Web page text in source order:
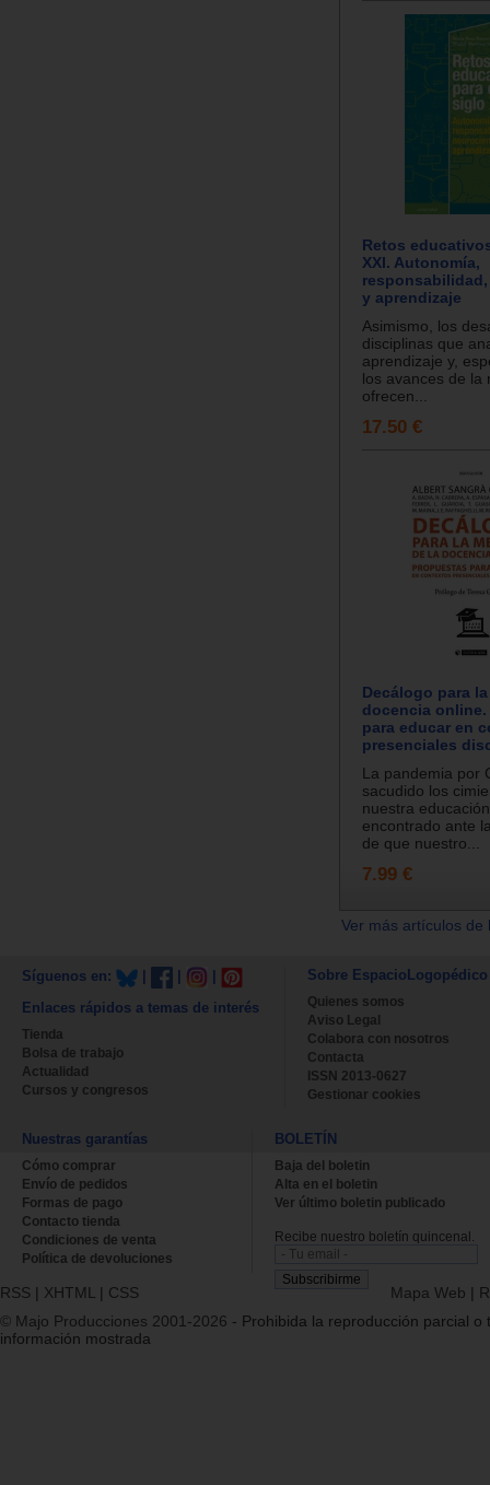
Retos
XXI. Autonomía,
y aprendizaje
Asimismo, los
disciplinas que
aprendizaje y,
los avances de la
ofrecen...
17.50 €
Decálogo para
docencia
para educar en
presenciales
La pandemia por
sacudido los
nuestra
encontrado ante
de que nuestro...
7.99 €
Ver más artículos
Síguenos en:
Enlaces rápidos a temas de interés
Tienda
Bolsa de trabajo
Actualidad
Cursos y congresos
Sobre EspacioLogopédico
Quienes somos
Aviso Legal
Colabora con nosotros
Contacta
ISSN 2013-0627
Gestionar cookies
Nuestras garantías
Cómo comprar
Envío de pedidos
Formas de pago
Contacto tienda
Condiciones de venta
Política de devoluciones
BOLETÍN
Baja del boletin
Alta en el boletin
Ver último boletin publicado
Recibe nuestro boletín quincenal.
RSS | XHTML | CSS Mapa Web |
© Majo Producciones 2001-2026 - Prohibida la reproducción parcial o
información mostrada